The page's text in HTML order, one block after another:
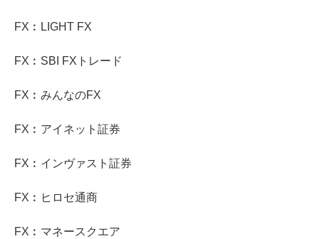
FX︰LIGHT FX
FX︰SBI FXトレード
FX︰みんなのFX
FX︰アイネット証券
FX︰インヴァスト証券
FX︰ヒロセ通商
FX︰マネースクエア